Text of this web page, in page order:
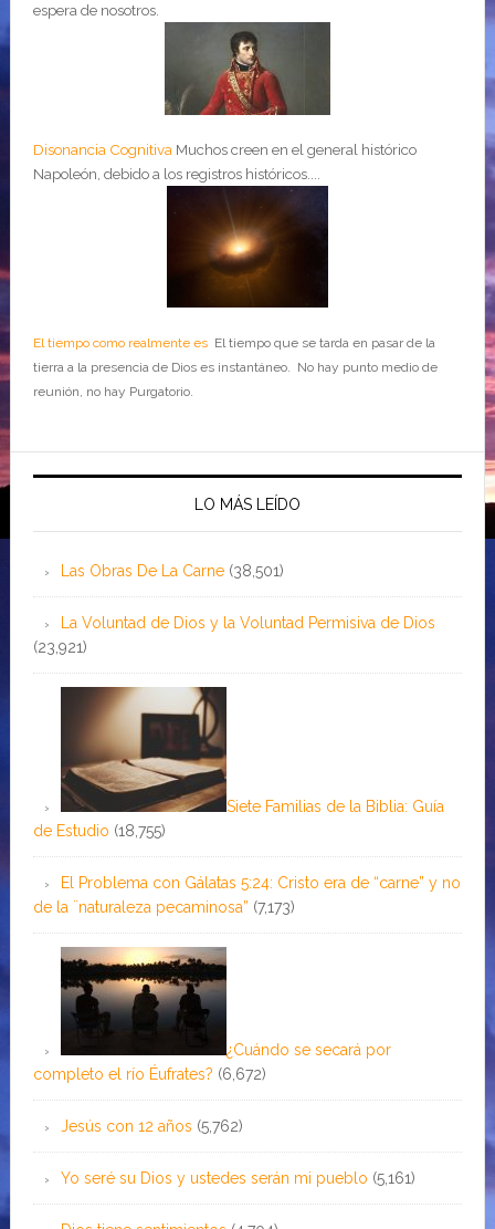
espera de nosotros.
Disonancia Cognitiva Muchos creen en el general histórico
Napoleón, debido a los registros históricos....
El tiempo como realmente esEl tiempo que se tarda en pasar de la
tierra a la presencia de Dios es instantáneo. No hay punto medio de
reunión, no hay Purgatorio.
LO MÁS LEÍDO
Las Obras De La Carne (38,501)
La Voluntad de Dios y la Voluntad Permisiva de Dios
(23,921)
Siete Familias de la Biblia: Guía
de Estudio (18,755)
El Problema con Gálatas 5:24: Cristo era de “carne” y no
de la ¨naturaleza pecaminosa” (7,173)
¿Cuándo se secará por
completo el río Éufrates? (6,672)
Jesús con 12 años (5,762)
Yo seré su Dios y ustedes serán mi pueblo (5,161)